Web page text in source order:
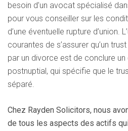
besoin d’un avocat spécialisé
pour vous conseiller sur les
d’une éventuelle rupture d’union.
courantes de s’assurer qu’un
par un divorce est de conclure
postnuptial, qui spécifie que le
séparé.
Chez Rayden Solicitors, nous
de tous les aspects des actifs